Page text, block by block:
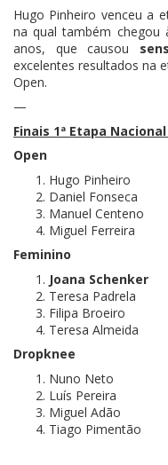
Hugo Pinheiro venceu a
na qual também chegou
anos, que causou
excelentes resultados na
Open.
—
Finais 1ª Etapa
Open
Hugo Pinheiro
Daniel Fonseca
Manuel Centeno
Miguel Ferreira
Feminino
Joana Schenker
Teresa Padrela
Filipa Broeiro
Teresa Almeida
Dropknee
Nuno Neto
Luís Pereira
Miguel Adão
Tiago Pimentão